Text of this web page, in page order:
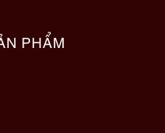
PHẨM